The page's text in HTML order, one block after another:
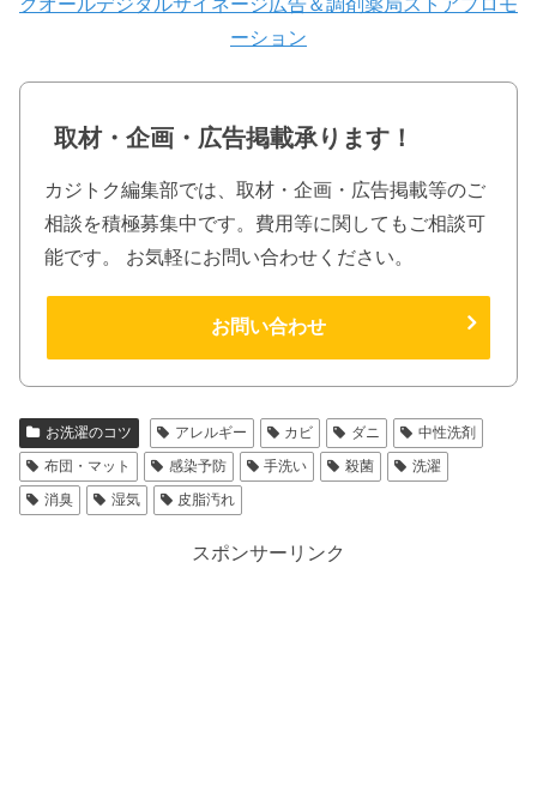
クオールデジタルサイネージ広告＆調剤薬局ストアプロモ
ーション
取材・企画・広告掲載承ります！
カジトク編集部では、取材・企画・広告掲載等のご
相談を積極募集中です。費用等に関してもご相談可
能です。 お気軽にお問い合わせください。
お問い合わせ
お洗濯のコツ アレルギー カビ ダニ
中性洗剤
布団・マット
感染予防 手洗い 殺菌
洗濯
消臭
湿気 皮脂汚れ
スポンサーリンク